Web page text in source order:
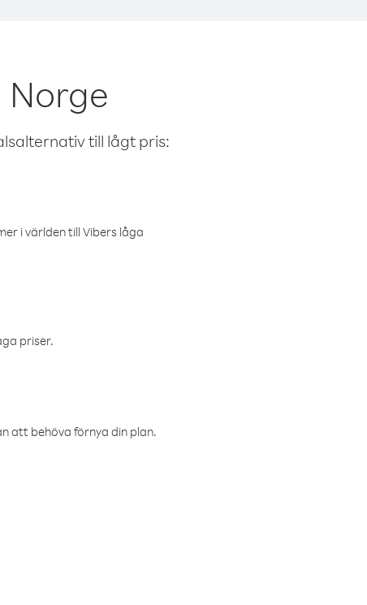
till lågt pris:
i världen till Vibers låga
priser.
att behöva förnya din plan.